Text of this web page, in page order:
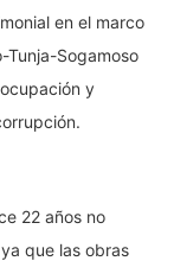
en el marco
Tunja-Sogamoso
y
22 años no
que las obras